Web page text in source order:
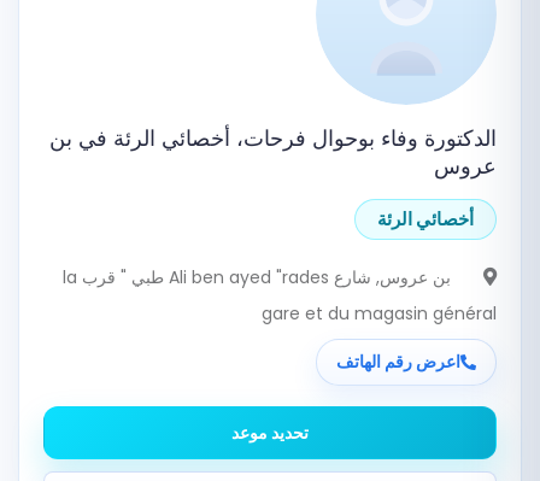
الدكتورة وفاء بوحوال فرحات، أخصائي الرئة في بن
عروس
أخصائي الرئة
بن عروس
, شارع Ali ben ayed "rades طبي " قرب la
gare et du magasin général
اعرض رقم الهاتف
تحديد موعد